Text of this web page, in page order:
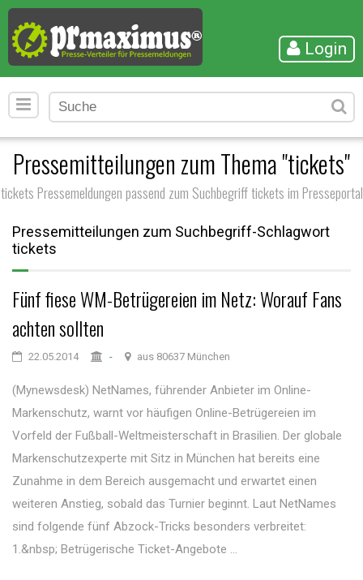
Login
Pressemitteilungen zum Thema "tickets"
tickets Pressemeldungen passend zum Suchbegriff tickets im Presseportal
Pressemitteilungen zum Suchbegriff-Schlagwort
tickets
Fünf fiese WM-Betrügereien im Netz: Worauf Fans
achten sollten
22.05.2014 - aus 80637 München
(Mynewsdesk) NetNames, führender Anbieter im Online-
Markenschutz, warnt vor häufigen Online-Betrügereien im
Vorfeld der Fußball-Weltmeisterschaft in Brasilien. Der globale
Markenschutzexperte mit Sitz in München hat bereits eine
Zunahme in dem Bereich ausgemacht und erwartet einen
weiteren Anstieg, sobald das Turnier beginnt. Laut NetNames
sind folgende fünf Abzock-Tricks besonders verbreitet:
1.&nbsp; Betrügerische Ticket-Angebote ...